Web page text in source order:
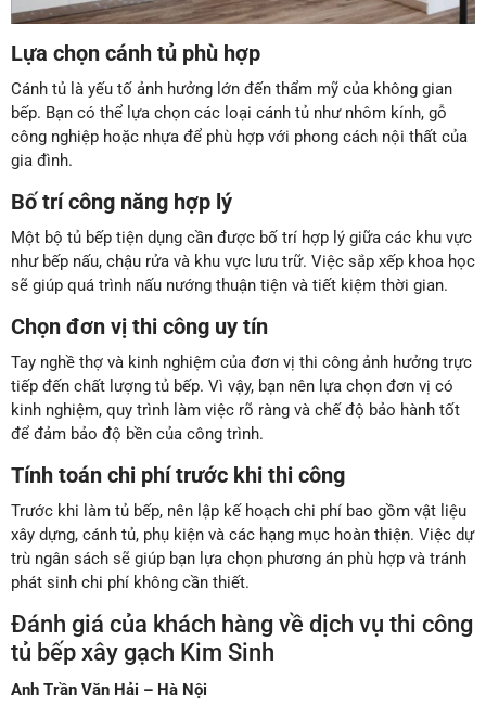
Lựa chọn cánh tủ phù hợp
Cánh tủ là yếu tố ảnh hưởng lớn đến thẩm mỹ của không gian
bếp. Bạn có thể lựa chọn các loại cánh tủ như nhôm kính, gỗ
công nghiệp hoặc nhựa để phù hợp với phong cách nội thất của
gia đình.
Bố trí công năng hợp lý
Một bộ tủ bếp tiện dụng cần được bố trí hợp lý giữa các khu vực
như bếp nấu, chậu rửa và khu vực lưu trữ. Việc sắp xếp khoa học
sẽ giúp quá trình nấu nướng thuận tiện và tiết kiệm thời gian.
Chọn đơn vị thi công uy tín
Tay nghề thợ và kinh nghiệm của đơn vị thi công ảnh hưởng trực
tiếp đến chất lượng tủ bếp. Vì vậy, bạn nên lựa chọn đơn vị có
kinh nghiệm, quy trình làm việc rõ ràng và chế độ bảo hành tốt
để đảm bảo độ bền của công trình.
Tính toán chi phí trước khi thi công
Trước khi làm tủ bếp, nên lập kế hoạch chi phí bao gồm vật liệu
xây dựng, cánh tủ, phụ kiện và các hạng mục hoàn thiện. Việc dự
trù ngân sách sẽ giúp bạn lựa chọn phương án phù hợp và tránh
phát sinh chi phí không cần thiết.
Đánh giá của khách hàng về dịch vụ thi công
tủ bếp xây gạch Kim Sinh
Anh Trần Văn Hải – Hà Nội